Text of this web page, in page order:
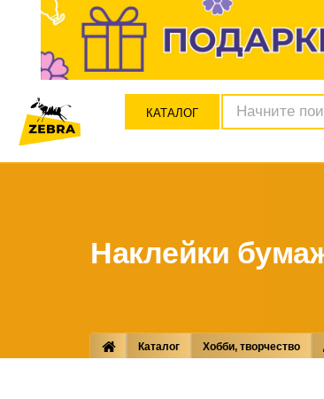
КАТАЛОГ
Наклейки
Каталог Хобби, творчество